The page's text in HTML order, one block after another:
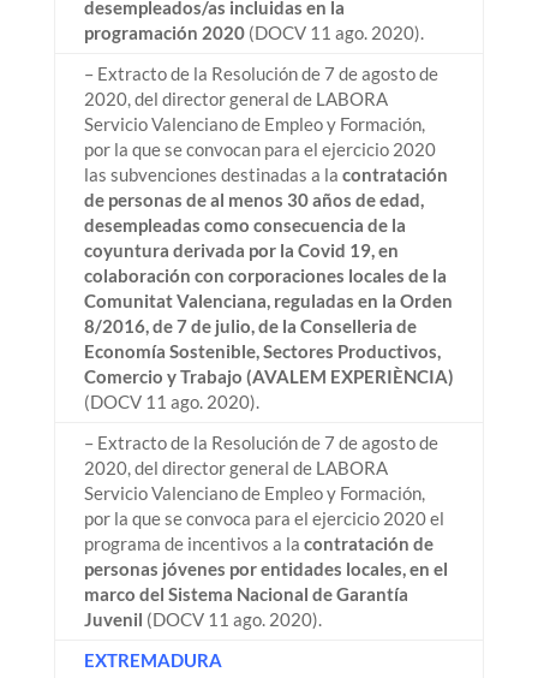
desempleados/as incluidas en la
programación 2020(DOCV 11 ago. 2020).
– Extracto de la Resolución de 7 de agosto de
2020, del director general de LABORA
Servicio Valenciano de Empleo y Formación,
por la que se convocan para el ejercicio 2020
las subvenciones destinadas a la contratación
de personas de al menos 30 años de edad,
desempleadas como consecuencia de la
coyuntura derivada por la Covid 19, en
colaboración con corporaciones locales de la
Comunitat Valenciana, reguladas en la Orden
8/2016, de 7 de julio, de la Conselleria de
Economía Sostenible, Sectores Productivos,
Comercio y Trabajo (AVALEM EXPERIÈNCIA)
(DOCV 11 ago. 2020).
– Extracto de la Resolución de 7 de agosto de
2020, del director general de LABORA
Servicio Valenciano de Empleo y Formación,
por la que se convoca para el ejercicio 2020 el
programa de incentivos a la contratación de
personas jóvenes por entidades locales, en el
marco del Sistema Nacional de Garantía
Juvenil (DOCV 11 ago. 2020).
EXTREMADURA